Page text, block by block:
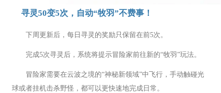
寻灵50变5次，自动“牧羽”不费事！
下周更新后，每日寻灵的奖励只保留在前5次。
完成5次寻灵后，系统将提示冒险家前往新的“牧羽”玩法。
冒险家需要在云波之境的“神秘新领域”中飞行，手动触碰光
球或者挂机击杀野怪，都可以更快速地完成日常。